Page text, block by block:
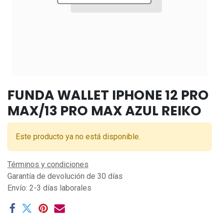
FUNDA WALLET IPHONE 12 PRO
MAX/13 PRO MAX AZUL REIKO
Este producto ya no está disponible.
Términos y condiciones
Garantía de devolución de 30 días
Envío: 2-3 días laborales